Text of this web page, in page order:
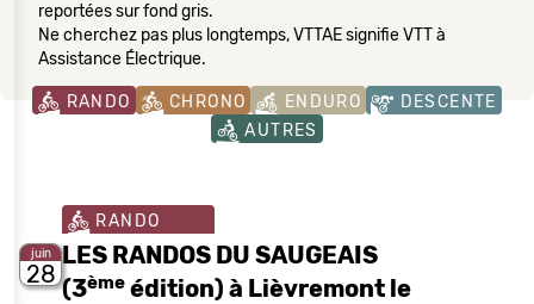
reportées sur fond gris.
Ne cherchez pas plus longtemps, VTTAE signifie VTT à
Assistance Électrique.
RANDO CHRONO ENDURO
DESCENTE
AUTRES
juin
28
RANDO
LES RANDOS DU SAUGEAIS
(3ème édition) à Lièvremont le